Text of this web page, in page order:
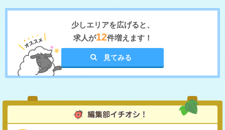
少しエリアを広げると、
求人が12件増えます！
見てみる